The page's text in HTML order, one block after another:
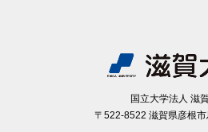
国⽴⼤学法⼈ 滋
〒522-8522 滋賀県彦根